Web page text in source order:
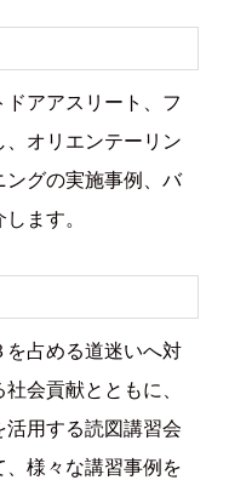
アアスリート、フ
オリエンテーリン
グの実施事例、バ
ます。
占める道迷いへ対
会貢献とともに、
用する読図講習会
様々な講習事例を